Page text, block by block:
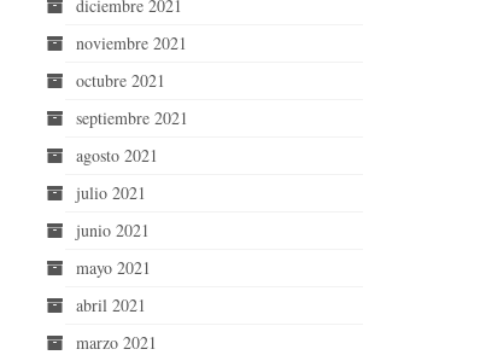
diciembre 2021
noviembre 2021
octubre 2021
septiembre 2021
agosto 2021
julio 2021
junio 2021
mayo 2021
abril 2021
marzo 2021